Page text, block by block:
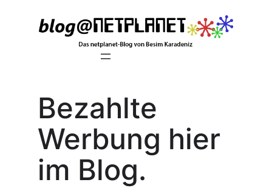
Bezahlte
Werbung hier
im Blog.